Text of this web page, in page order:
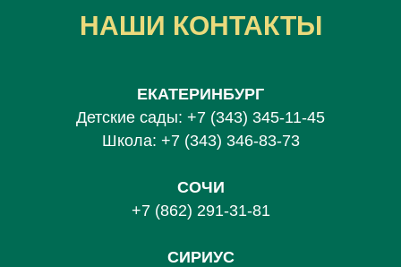
НАШИ КОНТАКТЫ
ЕКАТЕРИНБУРГ
Детские сады: +7 (343) 345-11-45
Школа: +7 (343) 346-83-73
СОЧИ
+7 (862) 291-31-81
СИРИУС